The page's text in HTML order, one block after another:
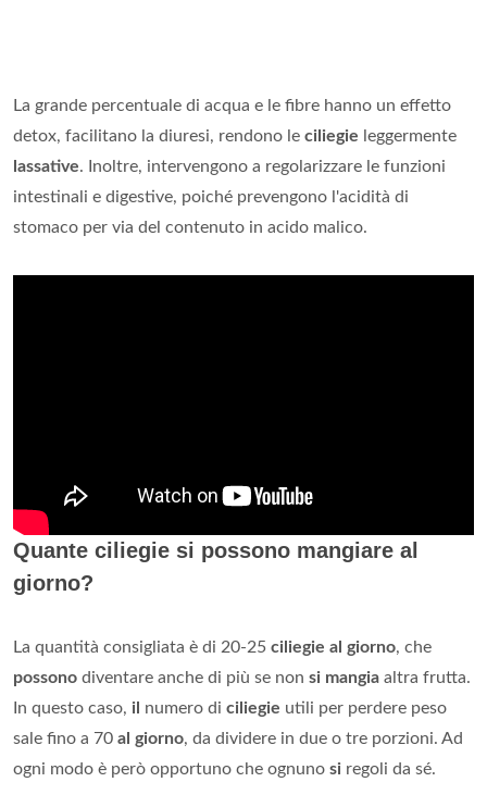
La grande percentuale di acqua e le fibre hanno un effetto
detox, facilitano la diuresi, rendono le ciliegie leggermente
lassative. Inoltre, intervengono a regolarizzare le funzioni
intestinali e digestive, poiché prevengono l'acidità di
stomaco per via del contenuto in acido malico.
Quante ciliegie si possono mangiare al
giorno?
La quantità consigliata è di 20-25 ciliegie al giorno, che
possono diventare anche di più se non si mangia altra frutta.
In questo caso, il numero di ciliegie utili per perdere peso
sale fino a 70 al giorno, da dividere in due o tre porzioni. Ad
ogni modo è però opportuno che ognuno si regoli da sé.